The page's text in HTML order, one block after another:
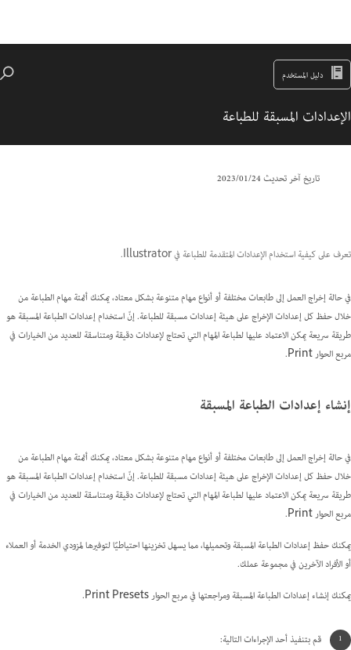
دليل المستخدم
الإعدادات المسبقة للطباعة
تاريخ آخر تحديث24‏/01‏/2023
تعرف على كيفية استخدام الإعدادات المتقدمة للطباعة في Illustrator.
في حالة إخراج العمل إلى طابعات مختلفة أو أنواع مهام متنوعة بشكل معتاد، يمكنك أتمتة مهام الطباعة من
خلال حفظ كل إعدادات الإخراج على هيئة إعدادات مسبقة للطباعة. إنّ استخدام إعدادات الطباعة المسبقة هو
طريقة سريعة يمكن الاعتماد عليها لطباعة المهام التي تحتاج لإعدادات دقيقة ومتناسقة للعديد من الخيارات في
مربع الحوار Print.
إنشاء إعدادات الطباعة المسبقة
في حالة إخراج العمل إلى طابعات مختلفة أو أنواع مهام متنوعة بشكل معتاد، يمكنك أتمتة مهام الطباعة من
خلال حفظ كل إعدادات الإخراج على هيئة إعدادات مسبقة للطباعة. إنّ استخدام إعدادات الطباعة المسبقة هو
طريقة سريعة يمكن الاعتماد عليها لطباعة المهام التي تحتاج لإعدادات دقيقة ومتناسقة للعديد من الخيارات في
مربع الحوار Print.
يمكنك حفظ إعدادات الطباعة المسبقة وتحميلها، مما يسهل تخزينها احتياطيًا لتوفيرها لمزودي الخدمة أو العملاء
أو الأفراد الآخرين في مجموعة عملك.
يمكنك إنشاء إعدادات الطباعة المسبقة ومراجعتها في مربع الحوار Print Presets.
قم بتنفيذ أحد الإجراءات التالية: